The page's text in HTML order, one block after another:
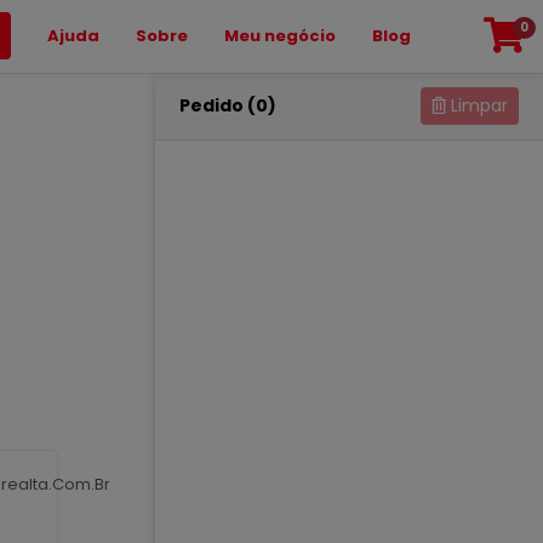
Ajuda Sobre Meu negócio Blog 0
Pedido (0) Limpar